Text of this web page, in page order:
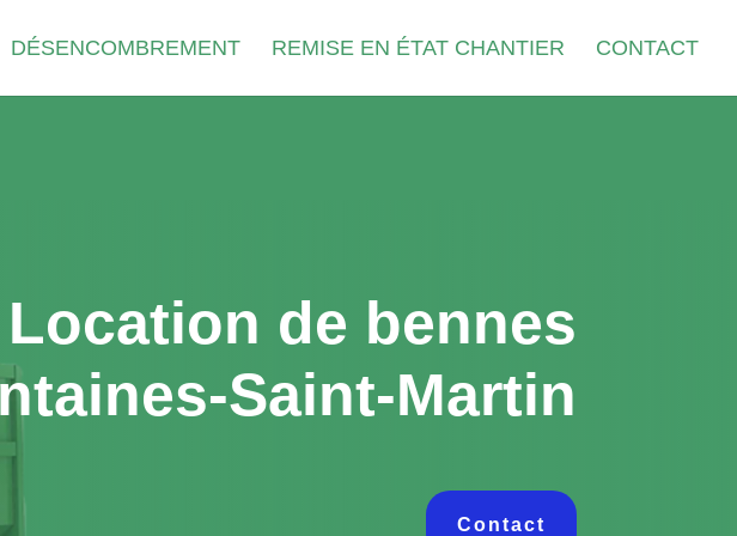
DÉSENCOMBREMENT REMISE EN ÉTAT CHANTIER CONTACT
Location de bennes
Saint-Martin
Contact